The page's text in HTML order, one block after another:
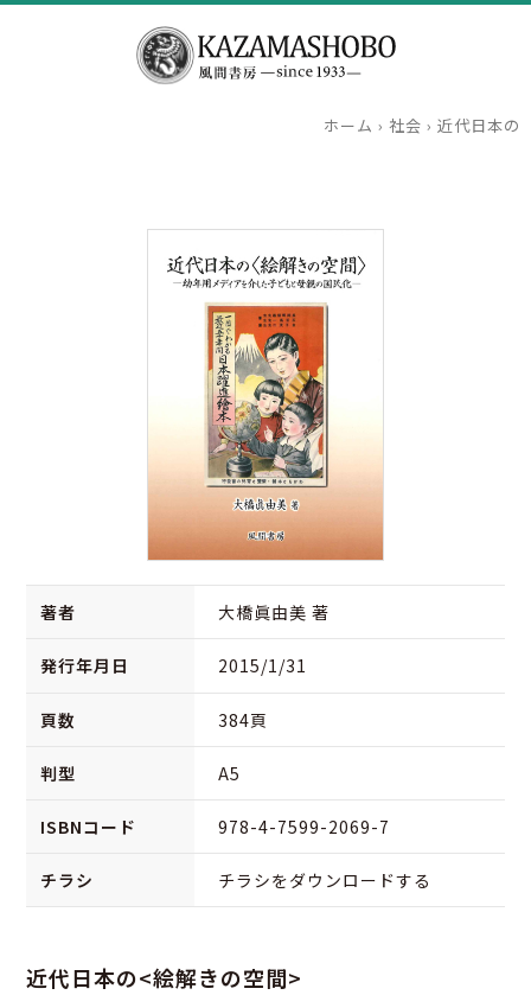
ホーム › 社会 › 近代日本の
著者 大橋眞由美 著
発行年月日 2015/1/31
頁数 384頁
判型 A5
ISBNコード 978-4-7599-2069-7
チラシ チラシをダウンロードする
近代日本の<絵解きの空間>